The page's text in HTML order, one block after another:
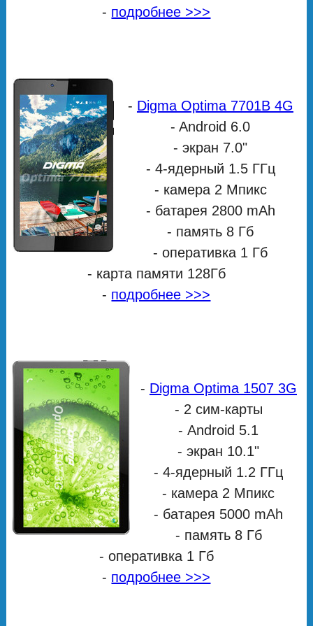
- подробнее >>>
- Digma Optima 7701B 4G
- Android 6.0
- экран 7.0"
- 4-ядерный 1.5 ГГц
- камера 2 Мпикс
- батарея 2800 mAh
- память 8 Гб
- оперативка 1 Гб
- карта памяти 128Гб
- подробнее >>>
- Digma Optima 1507 3G
- 2 сим-карты
- Android 5.1
- экран 10.1"
- 4-ядерный 1.2 ГГц
- камера 2 Мпикс
- батарея 5000 mAh
- память 8 Гб
- оперативка 1 Гб
- подробнее >>>